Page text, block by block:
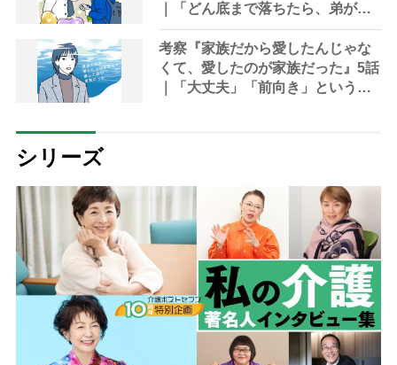
｜「どん底まで落ちたら、弟が輝
いて見えた」にたった一晩で7000
件「いいね」が
考察『家族だから愛したんじゃな
くて、愛したのが家族だった』5話
｜「大丈夫」「前向き」という言
シリーズ